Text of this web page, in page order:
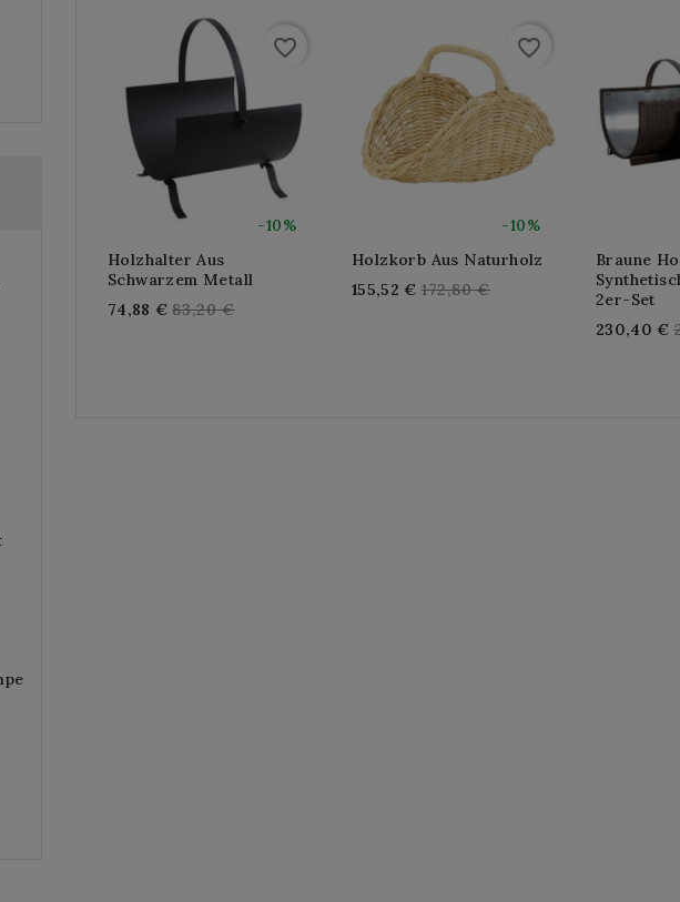
-10%
favorite_border
Holzhalter Aus
Schwarzem Metall
74,88 € Regular
83,20 €
-10%
favorite_border
Holzkorb Aus Naturholz
155,52 € Regular
172,80 €
Braune
2er-Set
230,40 €